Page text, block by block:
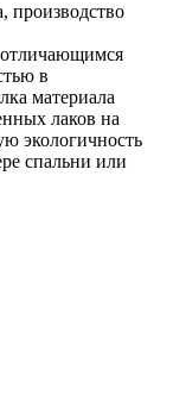
производство
отличающимся
в
материала
лаков на
экологичность
спальни или